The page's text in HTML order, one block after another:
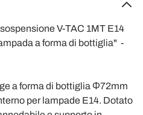
V-TAC 1MT E14
a forma di bottiglia" -
a forma di bottiglia Ф72mm
per lampade E14. Dotato